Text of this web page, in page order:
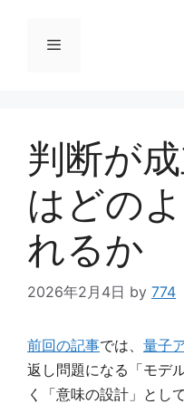
ニ
ュ
ー
判断が
はどの
れるか
2026年2月4日 by 774
前回の記事では、 量子
返し問題になる「モデ
く「意味の設計」とし